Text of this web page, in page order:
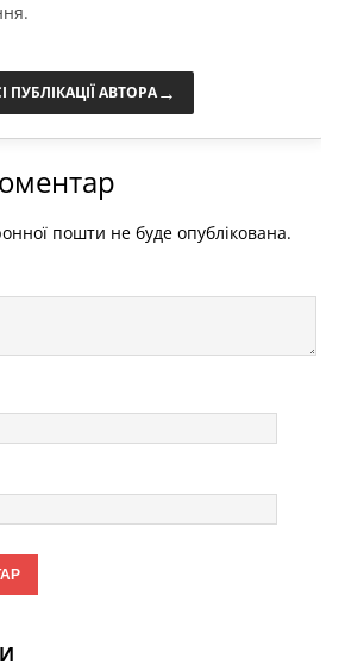
ПУБЛІКАЦІЇ АВТОРА→
пошти не буде опублікована.